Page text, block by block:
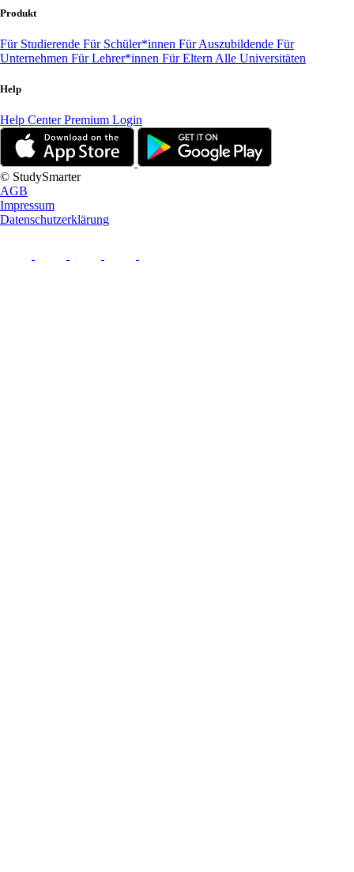
Produkt
Für Studierende Für Schüler*innen Für Auszubildende Für
Unternehmen Für Lehrer*innen Für Eltern Alle Universitäten
Help
Help CenterPremium Login
© StudySmarter
AGB
Impressum
Datenschutzerklärung